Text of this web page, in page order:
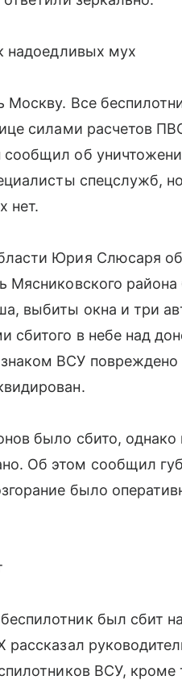
надоедливых мух
Москву. Все
силами расчетов
об
спецслужб,
нет.
Юрия Слюсаря
Мясниковского
выбиты окна и три
в небе над
ВСУ повреждено
было сбито, однако
Об этом сообщил
было
был сбит
ВСУ, кроме